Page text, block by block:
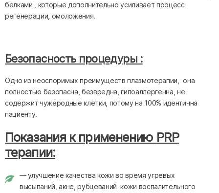
белками , которые дополнительно усиливает процесс
регенерации, омоложения.
Безопасность процедуры :
Одно из неоспоримых преимуществ плазмотерапии, она
полностью безопасна, безвредна, гипоаллергенна, не
содержит чужеродные клетки, потому на 100% идентична
пациенту.
Показания к применению PRP
терапии:
— улучшение качества кожи во время угревых
высыпаний, акне, рубцеваний кожи воспалительного